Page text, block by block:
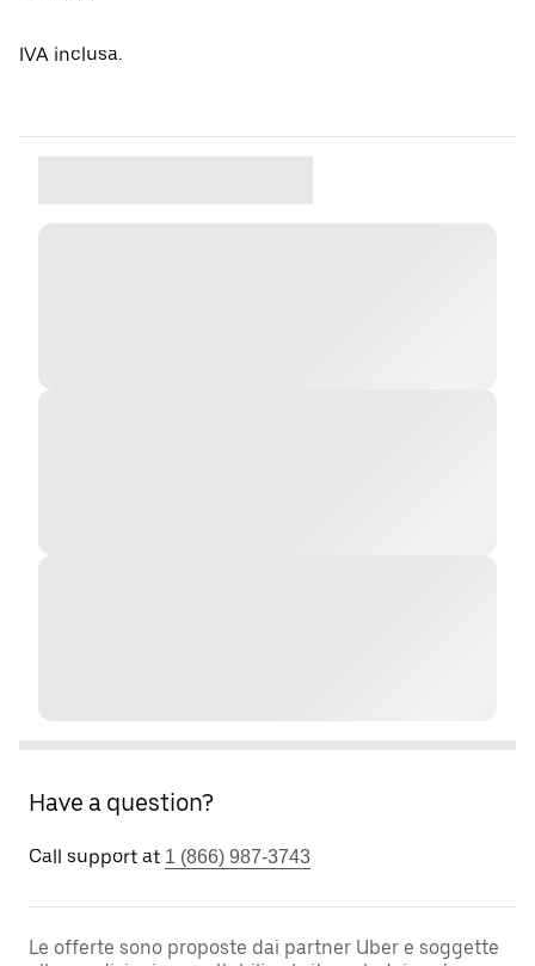
IVA inclusa.
Have a question?
Call support at 1 (866) 987-3743
Le offerte sono proposte dai partner Uber e soggette